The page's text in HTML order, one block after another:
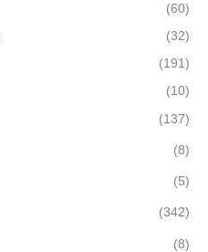
(60)
(32)
(191)
(10)
(137)
(8)
(5)
(342)
(8)